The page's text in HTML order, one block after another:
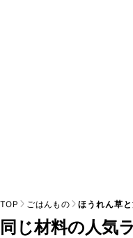
TOP ごはんもの ほうれん草
同じ材料の人気